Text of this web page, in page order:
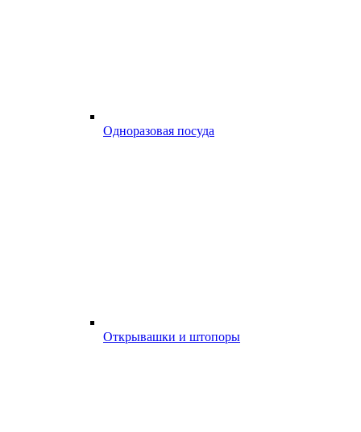
Одноразовая посуда
Открывашки и штопоры